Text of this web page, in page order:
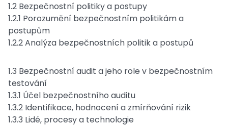
1.2 Bezpečnostní politiky a postupy
1.2.1 Porozumění bezpečnostním politikám a
postupům
1.2.2 Analýza bezpečnostních politik a postupů
1.3 Bezpečnostní audit a jeho role v bezpečnostním
testování
1.3.1 Účel bezpečnostního auditu
1.3.2 Identifikace, hodnocení a zmírňování rizik
1.3.3 Lidé, procesy a technologie